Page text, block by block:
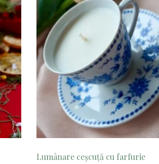
Lumânare ceșcuță cu farfurie